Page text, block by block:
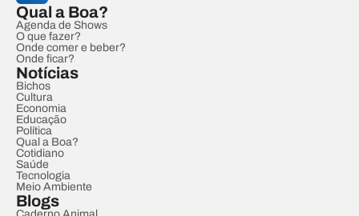
Qual a Boa?
Agenda de Shows
O que fazer?
Onde comer e beber?
Onde ficar?
Notícias
Bichos
Cultura
Economia
Educação
Política
Qual a Boa?
Cotidiano
Saúde
Tecnologia
Meio Ambiente
Blogs